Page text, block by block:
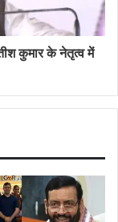
कुमार के नेतृत्व में